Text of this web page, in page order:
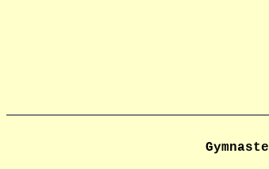
Gymnaste